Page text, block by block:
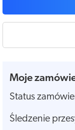
Moje
Status
Śledzenie